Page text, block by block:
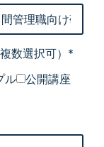
複数選択可）*
ル
公開講座